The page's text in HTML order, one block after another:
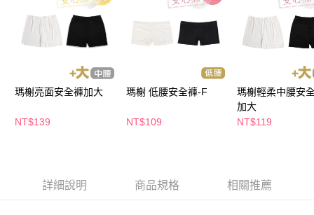
ATM／網路銀行／等多元方式進行付款，方視為交易完成。
※ 請注意：結帳手續完成當下不需立刻繳費，但若您需要取消訂單，請聯絡
購買商品的店家。未經商家同意取消之訂單仍視為有效，需透過AFTEE先享
後付繳納相關費用。
是否繳費成功／繳費後需取消欲退款等相關疑問，請聯繫「AFTEE先享後付
https://netprotections.freshdesk.com/support/home
１．透過由恩沛科技股份有限公司提供之「AFTEE先享後付」服務完成之交
３．未成年的使用者請事先徵得法定代理人或監護人之同意方可使用
萊爾富取貨付款
每筆NT$65，滿NT$490(含以上)免運費
每筆NT$65，滿NT$490(含以上)免運費
每筆NT$65，滿NT$490(含以上)免運費
宅配(本島)
瑪榭亮面安全褲加大
NT$139
瑪榭 低腰安全褲-F
NT$109
瑪榭輕柔中腰安
加大
NT$119
詳細說明 商品規格 相關推薦